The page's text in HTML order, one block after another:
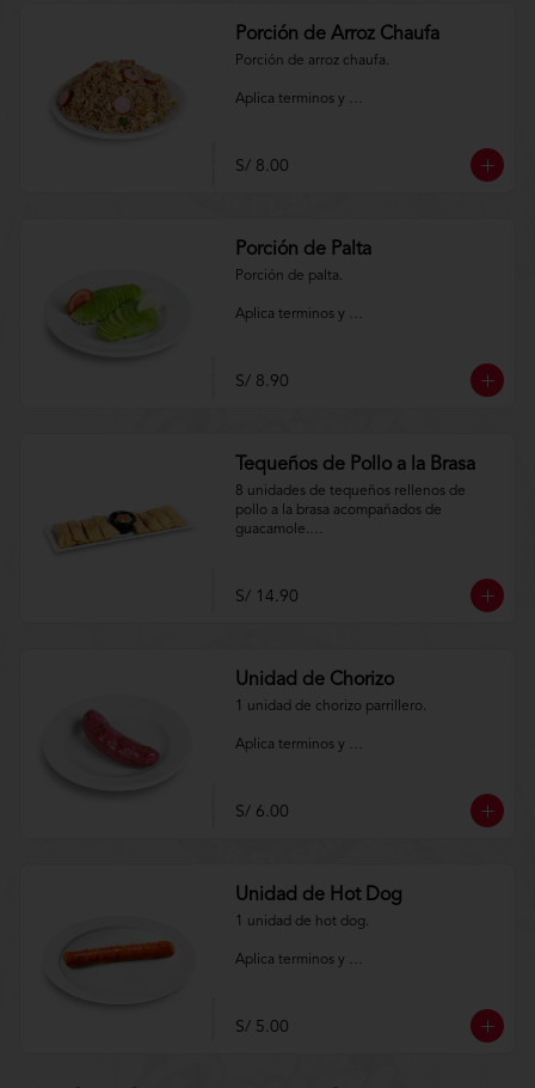
Porción de Arroz Chaufa
Porción de arroz chaufa.
Aplica terminos y
S/ 8.00
Porción de Palta
Porción de palta.
Aplica terminos y
S/ 8.90
Tequeños de Pollo a la Brasa
8 unidades de tequeños rellenos de
pollo a la brasa acompañados de
guacamole.
condiciones.https://www.lenaycarbon.co
m/TYCGenerales
S/ 14.90
Unidad de Chorizo
1 unidad de chorizo parrillero.
Aplica terminos y
S/ 6.00
Unidad de Hot Dog
1 unidad de hot dog.
Aplica terminos y
S/ 5.00